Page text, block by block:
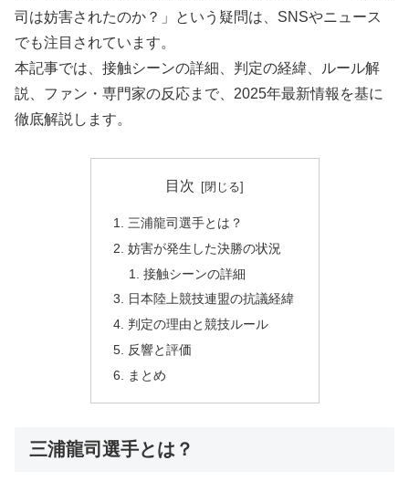
司は妨害されたのか？」という疑問は、SNSやニュース
でも注目されています。
本記事では、接触シーンの詳細、判定の経緯、ルール解
説、ファン・専門家の反応まで、2025年最新情報を基に
徹底解説します。
目次
三浦龍司選手とは？
妨害が発生した決勝の状況
接触シーンの詳細
日本陸上競技連盟の抗議経緯
判定の理由と競技ルール
反響と評価
まとめ
三浦龍司選手とは？